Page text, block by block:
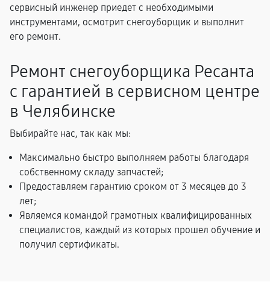
сервисный инженер приедет с необходимыми
инструментами, осмотрит снегоуборщик и выполнит
его ремонт.
Ремонт снегоуборщика Ресанта
с гарантией в сервисном центре
в Челябинске
Выбирайте нас, так как мы:
Максимально быстро выполняем работы благодаря
собственному складу запчастей;
Предоставляем гарантию сроком от 3 месяцев до 3
лет;
Являемся командой грамотных квалифицированных
специалистов, каждый из которых прошел обучение и
получил сертификаты.